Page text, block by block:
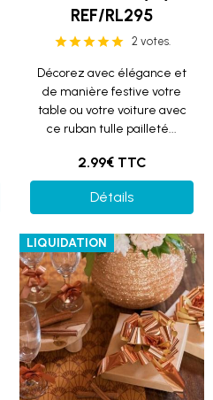
REF/RL295
2 votes.
Décorez avec élégance et
de manière festive votre
table ou votre voiture avec
ce ruban tulle pailleté...
2.99€ TTC
Détails
LIQUIDATION